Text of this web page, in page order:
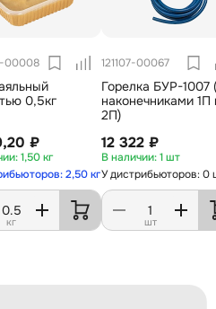
00008
0,5кг
₽
1,50 кг
2,50 кг
кг
121107-00067
Горелка БУР-1007
наконечниками 1П
2П)
12 322 ₽
1 шт
У дистрибьюторов: 0
шт